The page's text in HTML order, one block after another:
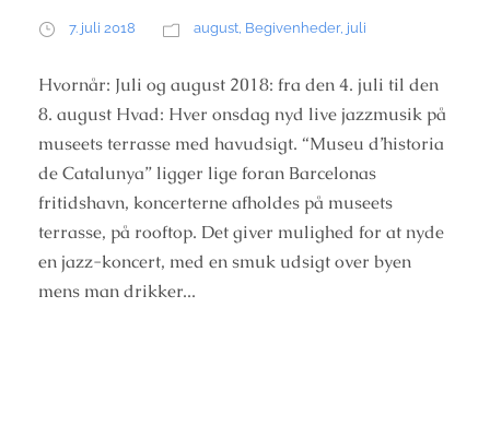
7. juli 2018 august, Begivenheder, juli
Hvornår: Juli og august 2018: fra den 4. juli til den
8. august Hvad: Hver onsdag nyd live jazzmusik på
museets terrasse med havudsigt. “Museu d’historia
de Catalunya” ligger lige foran Barcelonas
fritidshavn, koncerterne afholdes på museets
terrasse, på rooftop. Det giver mulighed for at nyde
en jazz-koncert, med en smuk udsigt over byen
mens man drikker...